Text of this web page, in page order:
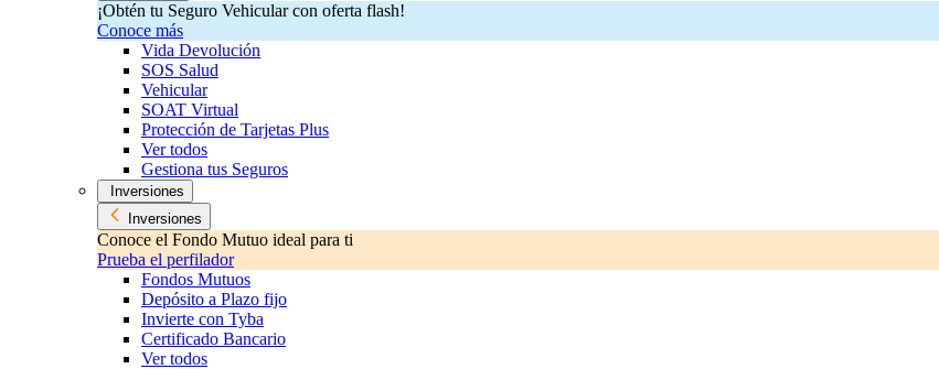
¡Obtén tu Seguro Vehicular con oferta flash!
Conoce más
Vida Devolución
SOS Salud
Vehicular
SOAT Virtual
Protección de Tarjetas Plus
Ver todos
Gestiona tus Seguros
Inversiones
Inversiones
Conoce el Fondo Mutuo ideal para ti
Prueba el perfilador
Fondos Mutuos
Depósito a Plazo fijo
Invierte con Tyba
Certificado Bancario
Ver todos